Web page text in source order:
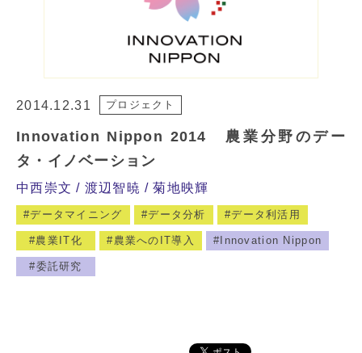
2014.12.31 プロジェクト
Innovation Nippon 2014 農業分野のデー
タ・イノベーション
中西崇文 渡辺智暁 菊地映輝
データマイニング データ分析 データ利活用
農業IT化 農業へのIT導入 Innovation Nippon
委託研究